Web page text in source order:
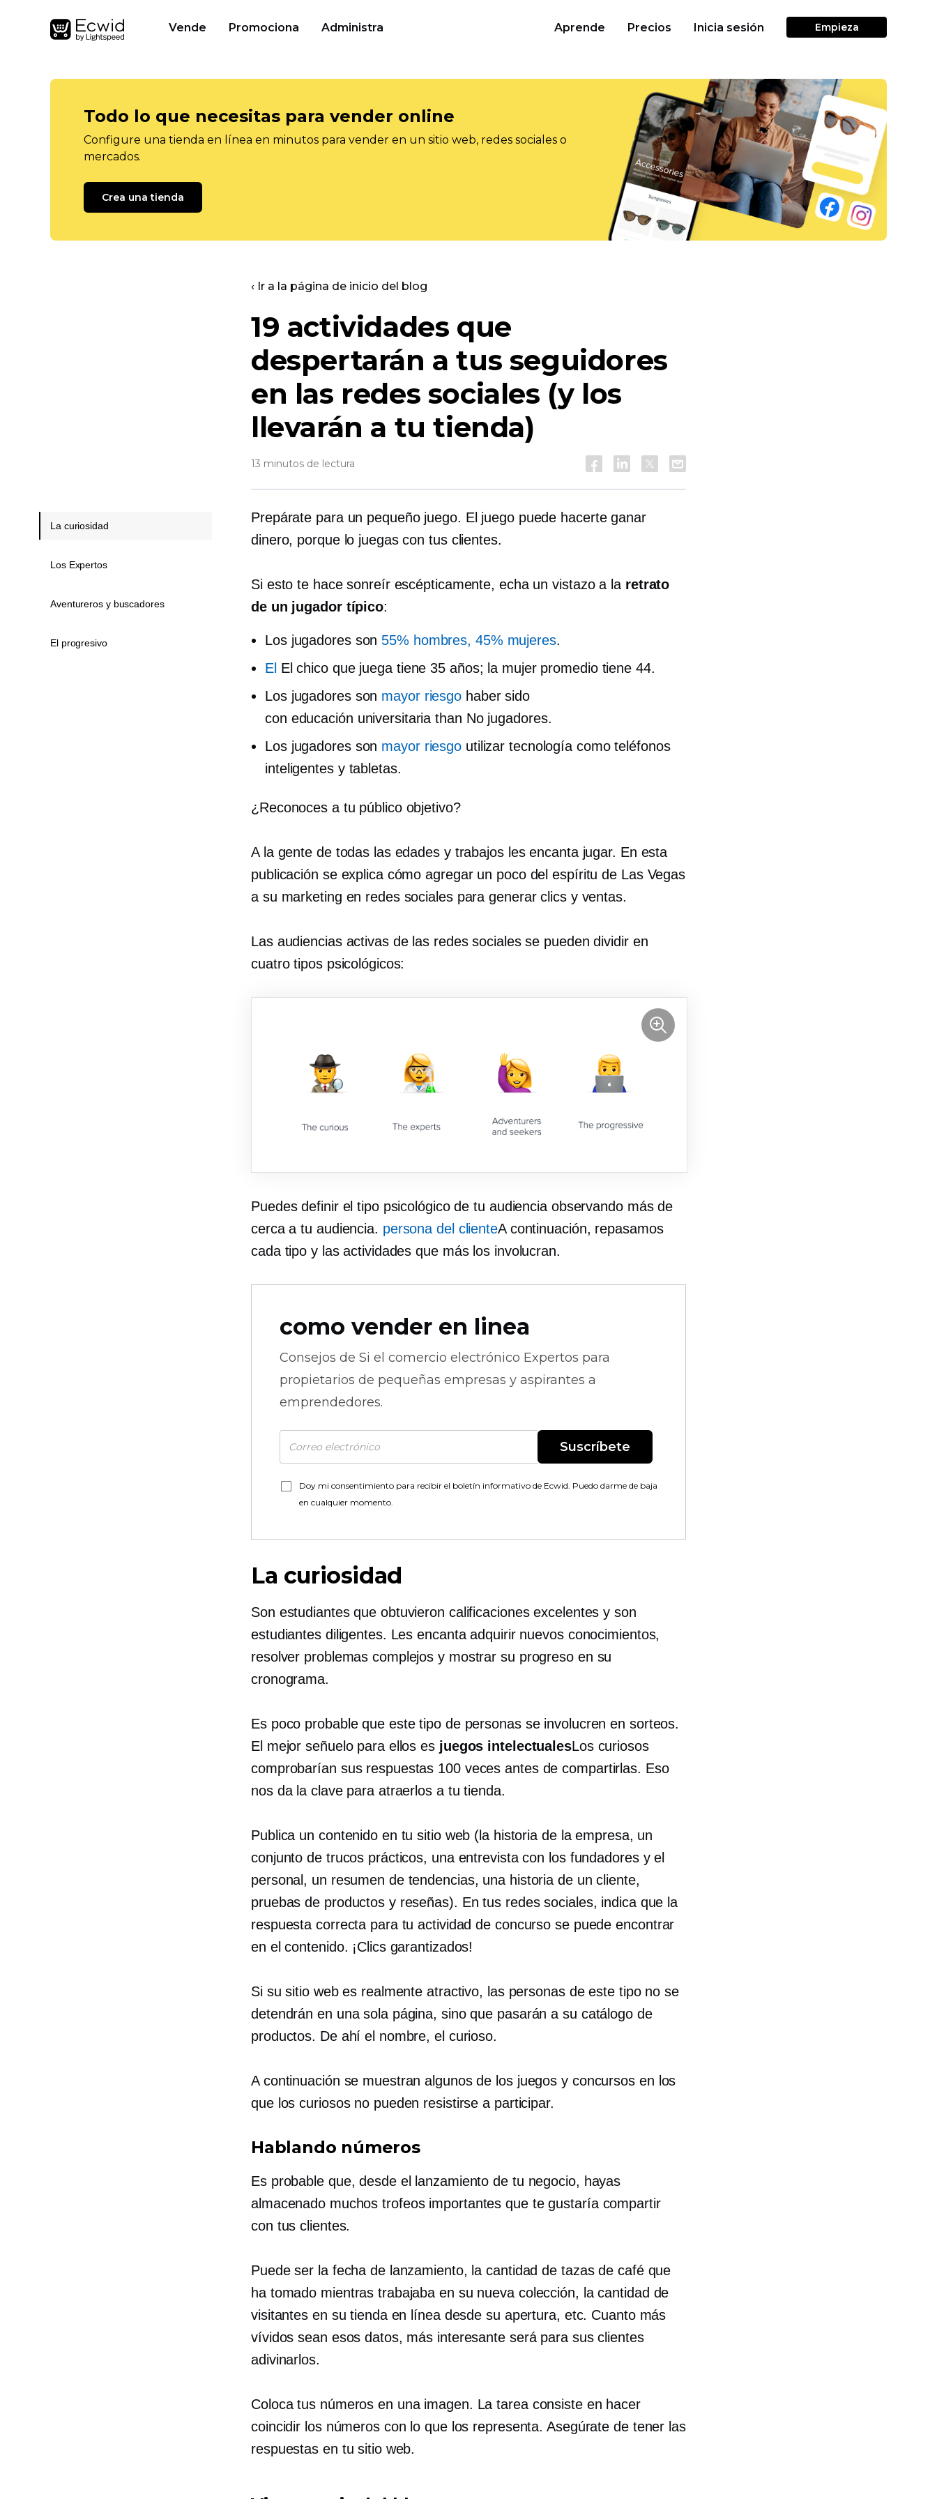
Vende Promociona Administra Aprende Precios Inicia sesión Empieza
Todo lo que necesitas para vender online
Configure una tienda en línea en minutos para vender en un sitio web, redes sociales o
mercados.
Crea una tienda
‹ Ir a la página de inicio del blog
19 actividades que
despertarán a tus seguidores
en las redes sociales (y los
llevarán a tu tienda)
13 minutos de lectura
Prepárate para un pequeño juego. El juego puede hacerte ganar
dinero, porque lo juegas con tus clientes.
Si esto te hace sonreír escépticamente, echa un vistazo a la retrato
de un jugador típico:
Los jugadores son 55% hombres, 45% mujeres.
El El chico que juega tiene 35 años; la mujer promedio tiene 44.
Los jugadores son mayor riesgo haber sido
con educación universitaria than No jugadores.
Los jugadores son mayor riesgo utilizar tecnología como teléfonos
inteligentes y tabletas.
¿Reconoces a tu público objetivo?
A la gente de todas las edades y trabajos les encanta jugar. En esta
publicación se explica cómo agregar un poco del espíritu de Las Vegas
a su marketing en redes sociales para generar clics y ventas.
Las audiencias activas de las redes sociales se pueden dividir en
cuatro tipos psicológicos:
Puedes definir el tipo psicológico de tu audiencia observando más de
cerca a tu audiencia. persona del clienteA continuación, repasamos
cada tipo y las actividades que más los involucran.
como vender en linea
Consejos de Si el comercio electrónico Expertos para
propietarios de pequeñas empresas y aspirantes a
emprendedores.
Suscríbete
Doy mi consentimiento para recibir el boletín informativo de Ecwid. Puedo darme de baja
en cualquier momento.
La curiosidad
Son estudiantes que obtuvieron calificaciones excelentes y son
estudiantes diligentes. Les encanta adquirir nuevos conocimientos,
resolver problemas complejos y mostrar su progreso en su
cronograma.
Es poco probable que este tipo de personas se involucren en sorteos.
El mejor señuelo para ellos es juegos intelectualesLos curiosos
comprobarían sus respuestas 100 veces antes de compartirlas. Eso
nos da la clave para atraerlos a tu tienda.
Publica un contenido en tu sitio web (la historia de la empresa, un
conjunto de trucos prácticos, una entrevista con los fundadores y el
personal, un resumen de tendencias, una historia de un cliente,
pruebas de productos y reseñas). En tus redes sociales, indica que la
respuesta correcta para tu actividad de concurso se puede encontrar
en el contenido. ¡Clics garantizados!
Si su sitio web es realmente atractivo, las personas de este tipo no se
detendrán en una sola página, sino que pasarán a su catálogo de
productos. De ahí el nombre, el curioso.
A continuación se muestran algunos de los juegos y concursos en los
que los curiosos no pueden resistirse a participar.
Hablando números
Es probable que, desde el lanzamiento de tu negocio, hayas
almacenado muchos trofeos importantes que te gustaría compartir
con tus clientes.
Puede ser la fecha de lanzamiento, la cantidad de tazas de café que
ha tomado mientras trabajaba en su nueva colección, la cantidad de
visitantes en su tienda en línea desde su apertura, etc. Cuanto más
vívidos sean esos datos, más interesante será para sus clientes
adivinarlos.
Coloca tus números en una imagen. La tarea consiste en hacer
coincidir los números con lo que los representa. Asegúrate de tener las
respuestas en tu sitio web.
La curiosidad
Los Expertos
Aventureros y buscadores
El progresivo